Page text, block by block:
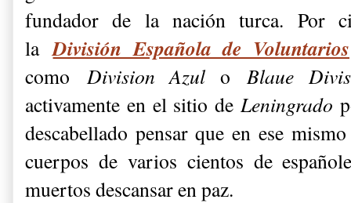
fundador de la nación turca. Por
laDivisión Española de Voluntarios
como Division Azul o Blaue
activamente en el sitio de Leningrado
descabellado pensar que en ese
cuerpos de varios cientos de
muertos descansar en paz.